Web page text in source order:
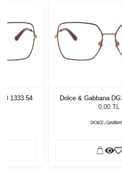
1333 54
Dolce & Gabbana
0,00 TL